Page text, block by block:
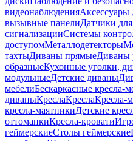
видеонаблюденияАксессуары
вызывные панелиДатчики
сигнализацииСистемы
доступомМеталлодетекторы
тахтыДиваны прямыеДиваны
образныеКухонные уголки,
модульныеДетские диваны
мебелиБескаркасные
диваныКреслаКреслаКресла-
кресла-маятникиДетские
оттоманкиКресла-кровати
геймерскиеСтолы геймерские